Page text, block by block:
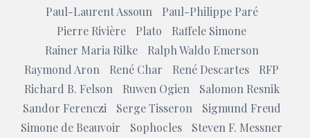
Paul-Laurent Assoun
Paul-Philippe Paré
Pierre Rivière
Plato
Raffele Simone
Rainer Maria Rilke
Ralph Waldo Emerson
Raymond Aron
René Char René Descartes
RFP
Richard B. Felson
Ruwen Ogien
Salomon Resnik
Sandor Ferenczi
Serge Tisseron
Sigmund Freud
Simone de Beauvoir
Sophocles
Steven F. Messner